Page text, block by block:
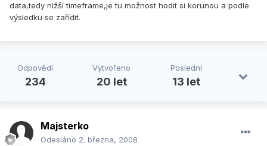
data,tedy nižší timeframe,je tu možnost hodit si korunou a podle
výsledku se zařídit.
Odpovědí
234
Vytvořeno
20 let
Poslední
13 let
Majsterko
Odesláno 2. března, 2008